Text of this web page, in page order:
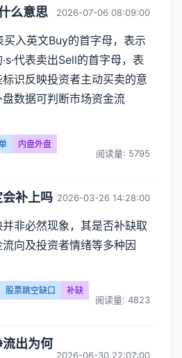
么意思 2026-07-06 08:09:00
买入英文Buy的首字母，表示
代表卖出Sell的首字母，表
识反映投资者主动买卖的意
数据可判断市场资金流
内盘外盘
阅读量: 5795
补上吗 2026-03-26 14:28:00
非必然现象，其是否补缺取
向及投资者情绪等多种因
股票跳空缺口
补缺
阅读量: 4823
出为何
2026-06-30 22:07:00